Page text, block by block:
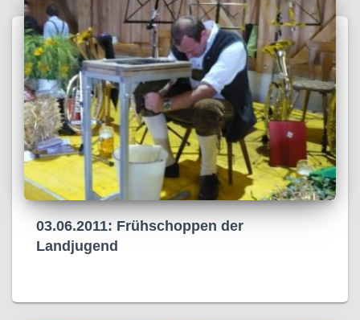
03.06.2011: Frühschoppen der
Landjugend